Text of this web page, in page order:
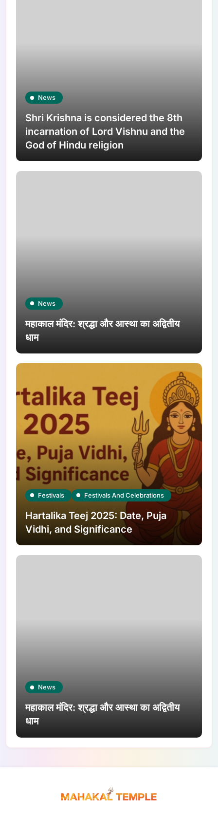
News
Shri Krishna is considered the 8th
incarnation of Lord Vishnu and the
God of Hindu religion
News
महाकाल मंदिर: श्रद्धा और आस्था का अद्वितीय
धाम
Festivals Festivals And Celebrations
Hartalika Teej 2025: Date, Puja
Vidhi, and Significance
News
महाकाल मंदिर: श्रद्धा और आस्था का अद्वितीय
धाम